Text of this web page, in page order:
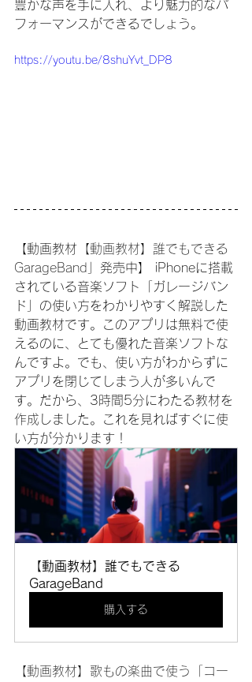
豊かな声を手に入れ、より魅力的なパ
フォーマンスができるでしょう。
https://youtu.be/8shuYvt_DP8
【動画教材 【動画教材】誰でもできる
GarageBand
」発売中】 iPhoneに搭載
されている音楽ソフト「ガレージバン
ド」の使い方をわかりやすく解説した
動画教材です。このアプリは無料で使
えるのに、とても優れた音楽ソフトな
んですよ。でも、使い方がわからずに
アプリを閉じてしまう人が多いんで
す。だから、3時間5分にわたる教材を
作成しました。これを見ればすぐに使
い方が分かります！
【動画教材】誰でもできる
GarageBand
購入する
【動画教材】歌もの楽曲で使う「コー